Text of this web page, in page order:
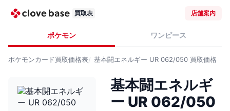
買取表 店舗案内
ポケモン ワンピース
ポケモンカード買取価格表 基本闘エネルギー UR 062/050 買取価格
基本闘エネルギ
ー UR 062/050